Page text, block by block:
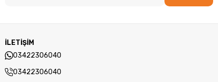
İLETİŞİM
03422306040
03422306040